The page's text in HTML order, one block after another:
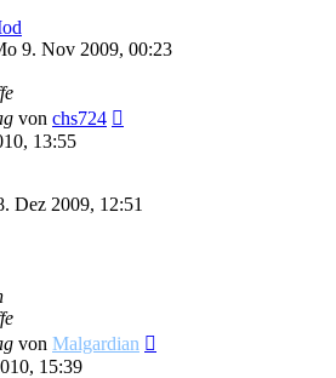
9. Nov 2009, 00:23
von chs724
13:55
Dez 2009, 12:51
von Malgardian
15:39